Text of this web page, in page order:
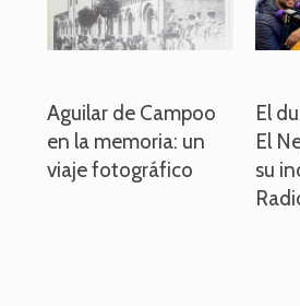
Aguilar de Campoo
en la memoria: un
viaje fotográfico
El
El
su